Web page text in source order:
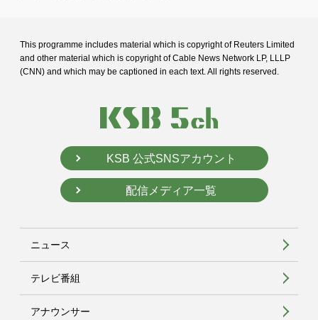
This programme includes material which is copyright of Reuters Limited
and other material which is copyright of Cable News Network LP, LLLP
(CNN) and which may be captioned in each text. All rights reserved.
KSB 公式SNSアカウント
配信メディア一覧
ニュース
テレビ番組
アナウンサー